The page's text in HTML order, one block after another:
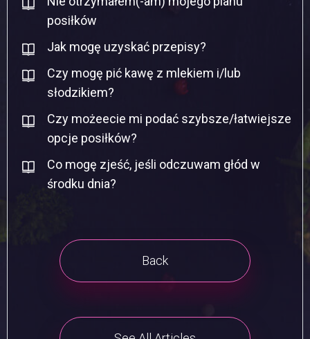
posiłków
Jak mogę uzyskać przepisy?
Czy mogę pić kawę z mlekiem i/lub
słodzikiem?
Czy możeecie mi podać szybsze/łatwiejsze
opcje posiłków?
Co mogę zjeść, jeśli odczuwam głód w
środku dnia?
Back